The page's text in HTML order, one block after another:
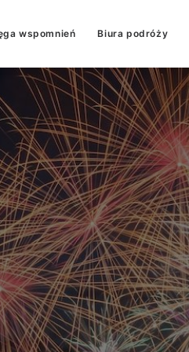
wspomnień Biura podróży